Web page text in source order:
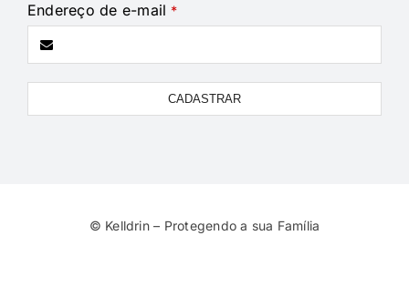
Endereço de e-mail *
CADASTRAR
© Kelldrin – Protegendo a sua Família